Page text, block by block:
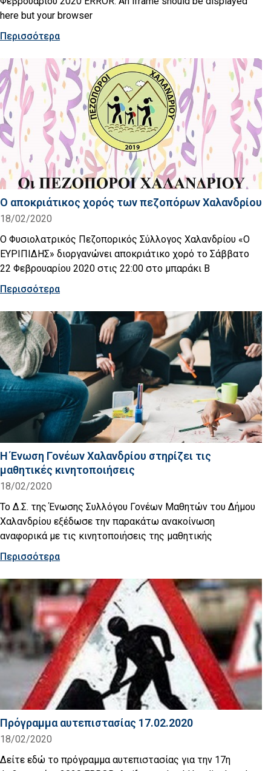
here but your browser
Περισσότερα
Ο αποκριάτικος χορός των πεζοπόρων Χαλανδρίου
18/02/2020
Ο Φυσιολατρικός Πεζοπορικός Σύλλογος Χαλανδρίου «Ο
ΕΥΡΙΠΙΔΗΣ» διοργανώνει αποκριάτικο χορό το Σάββατο
22 Φεβρουαρίου 2020 στις 22:00 στο μπαράκι B
Περισσότερα
Η Ένωση Γονέων Χαλανδρίου στηρίζει τις
μαθητικές κινητοποιήσεις
18/02/2020
Το Δ.Σ. της Ένωσης Συλλόγου Γονέων Μαθητών του Δήμου
Χαλανδρίου εξέδωσε την παρακάτω ανακοίνωση
αναφορικά με τις κινητοποιήσεις της μαθητικής
Περισσότερα
Πρόγραμμα αυτεπιστασίας 17.02.2020
18/02/2020
Δείτε εδώ το πρόγραμμα αυτεπιστασίας για την 17η